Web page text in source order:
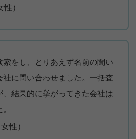
性）
索をし、とりあえず名前の聞い
社に問い合わせました。一括査
、結果的に挙がってきた会社は
性）